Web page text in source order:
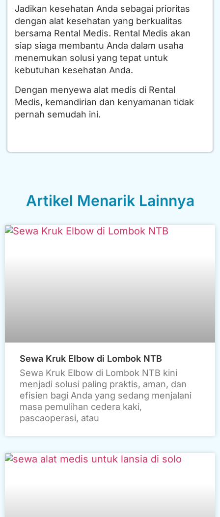
Jadikan kesehatan Anda sebagai prioritas
dengan alat kesehatan yang berkualitas
bersama Rental Medis. Rental Medis akan
siap siaga membantu Anda dalam usaha
menemukan solusi yang tepat untuk
kebutuhan kesehatan Anda.
Dengan menyewa alat medis di Rental
Medis, kemandirian dan kenyamanan tidak
pernah semudah ini.
Artikel Menarik Lainnya
Sewa Kruk Elbow di Lombok NTB
Sewa Kruk Elbow di Lombok NTB kini
menjadi solusi paling praktis, aman, dan
efisien bagi Anda yang sedang menjalani
masa pemulihan cedera kaki,
pascaoperasi, atau